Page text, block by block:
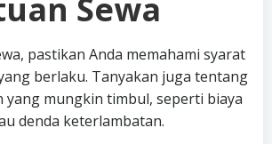
Sewa
pastikan Anda memahami syarat
berlaku. Tanyakan juga tentang
yang mungkin timbul, seperti biaya
denda keterlambatan.